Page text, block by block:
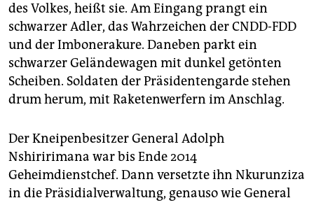
des Volkes, heißt sie. Am Eingang prangt ein
schwarzer Adler, das Wahrzeichen der CNDD-FDD
und der Imbonerakure. Daneben parkt ein
schwarzer Geländewagen mit dunkel getönten
Scheiben. Soldaten der Präsidentengarde stehen
drum herum, mit Raketenwerfern im Anschlag.
Der Kneipenbesitzer General Adolph
Nshiririmana war bis Ende 2014
Geheimdienstchef. Dann versetzte ihn Nkurunziza
in die Präsidialverwaltung, genauso wie General